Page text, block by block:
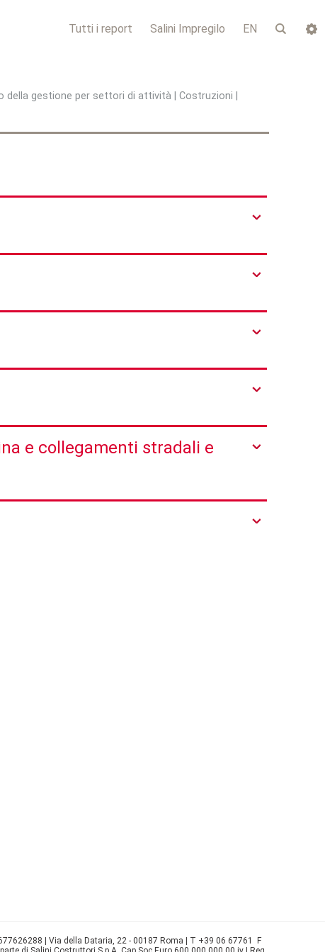
Tutti i report Salini Impregilo EN
della gestione per settori di attività Costruzioni
e collegamenti stradali e
| Via della Dataria, 22 - 00187 Roma | T +39 06 67761 F